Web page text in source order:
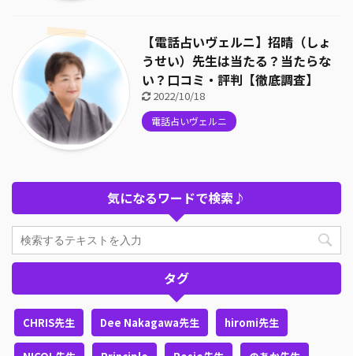
【電話占いヴェルニ】招晴（しょ
うせい）先生は当たる？当たらな
い？口コミ・評判【徹底調査】
2022/10/18
電話占いヴェルニ
気になるワードで検索♪
タグ
CHRIS先生 Dee Nakagawa先生 hiromi先生